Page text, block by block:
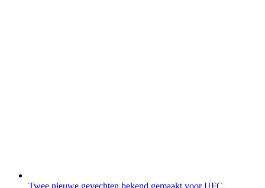
Twee nieuwe gevechten bekend gemaakt voor UFC